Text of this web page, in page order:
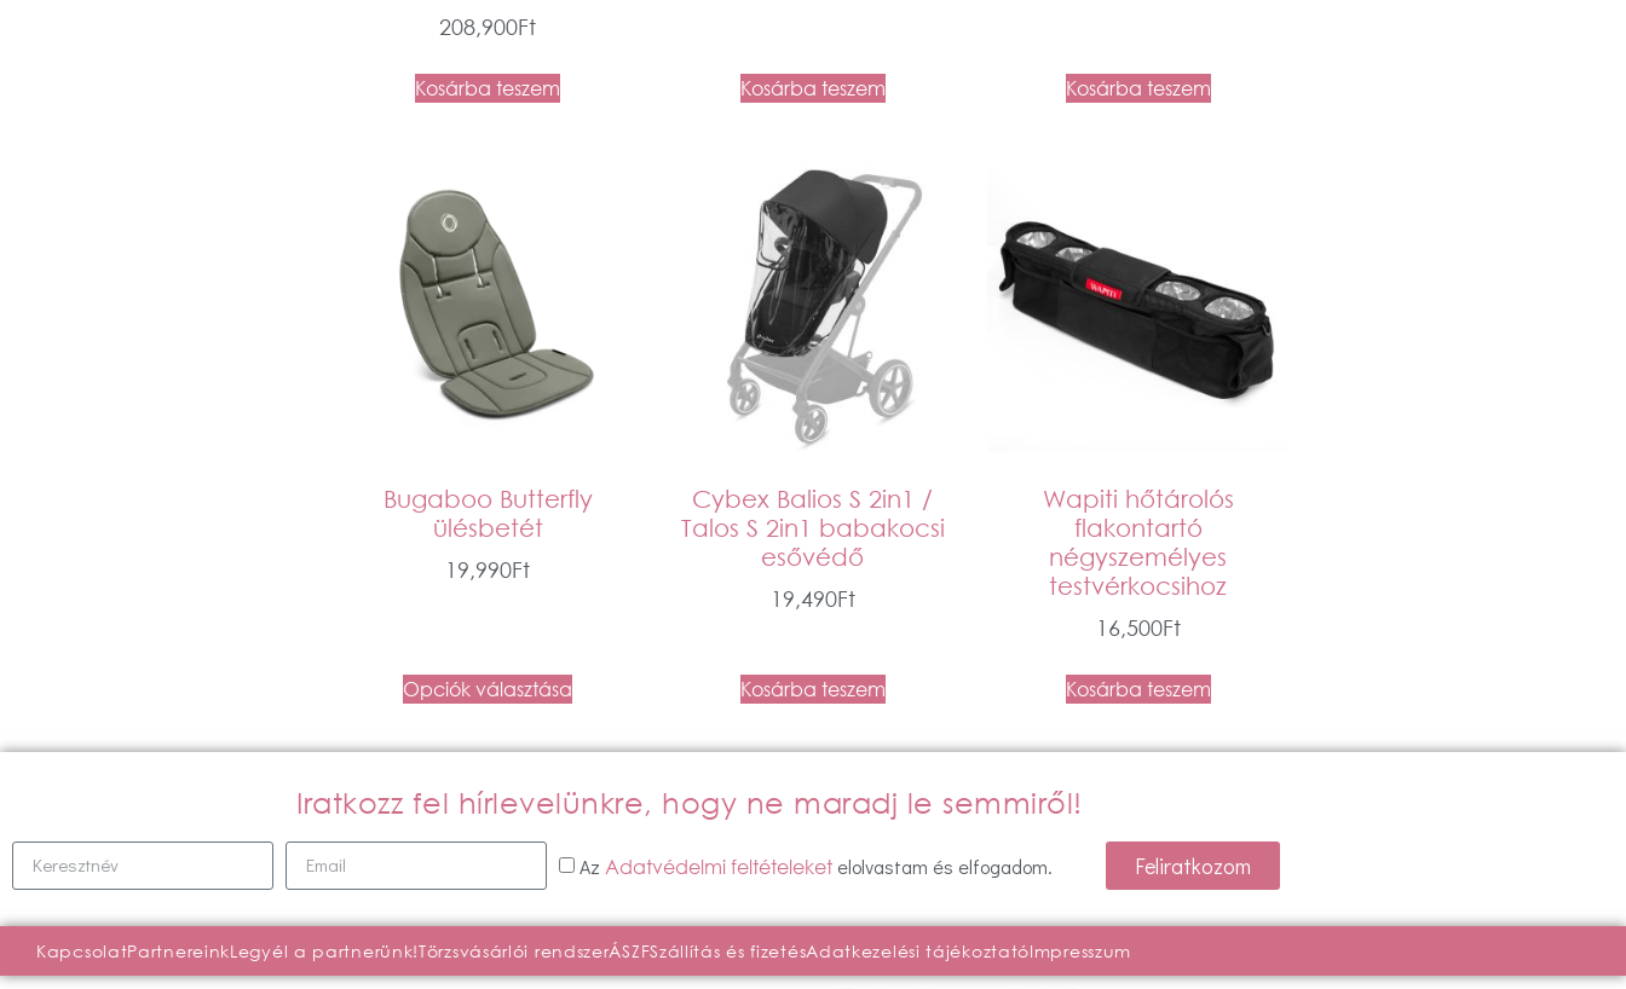
208,900Ft
Kosárba teszem Kosárba teszem Kosárba teszem
Bugaboo Butterfly
ülésbetét
19,990Ft
Opciók választása
Cybex Balios S 2in1 /
Talos S 2in1 babakocsi
esővédő
19,490Ft
Kosárba teszem
Wapiti hőtárolós
flakontartó
négyszemélyes
testvérkocsihoz
16,500Ft
Kosárba teszem
Iratkozz fel hírlevelünkre, hogy ne maradj le semmiről!
Az Adatvédelmi feltételeket elolvastam és elfogadom. Feliratkozom
KapcsolatPartnereinkLegyél a partnerünk!Törzsvásárlói rendszerÁSZFSzállítás és fizetésAdatkezelési tájékoztatóImpresszum